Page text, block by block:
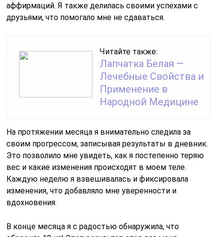
аффирмаций. Я также делилась своими успехами с
друзьями, что помогало мне не сдаваться.
Читайте также:
Лапчатка Белая —
Лечебные Свойства и
Применение в
Народной Медицине
На протяжении месяца я внимательно следила за
своим прогрессом, записывая результаты в дневник.
Это позволило мне увидеть, как я постепенно теряю
вес и какие изменения происходят в моем теле.
Каждую неделю я взвешивалась и фиксировала
изменения, что добавляло мне уверенности и
вдохновения.
В конце месяца я с радостью обнаружила, что